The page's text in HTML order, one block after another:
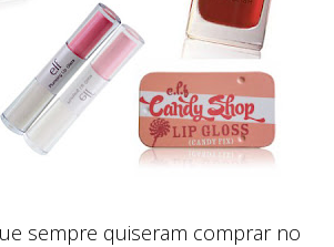
sempre quiseram comprar no